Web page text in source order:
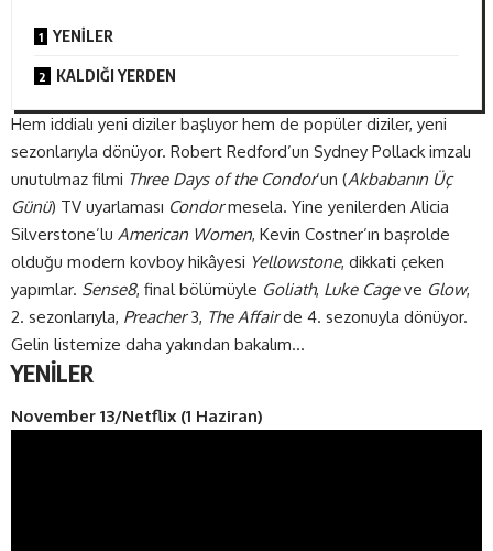
YENİLER
KALDIĞI YERDEN
Hem iddialı yeni diziler başlıyor hem de popüler diziler, yeni
sezonlarıyla dönüyor. Robert Redford’un Sydney Pollack imzalı
unutulmaz filmi Three Days of the Condor‘un (Akbabanın Üç
Günü) TV uyarlaması Condormesela. Yine yenilerden Alicia
Silverstone’lu American Women, Kevin Costner’ın başrolde
olduğu modern kovboy hikâyesi Yellowstone, dikkati çeken
yapımlar. Sense8, final bölümüyle Goliath, Luke Cageve Glow,
2. sezonlarıyla, Preacher3, The Affairde 4. sezonuyla dönüyor.
Gelin listemize daha yakından bakalım…
YENİLER
November 13/Netflix (1 Haziran)